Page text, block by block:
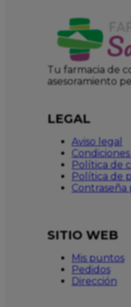
Tu farmacia de
asesoramiento
LEGAL
Aviso legal
Política de
Política de
Contraseña
SITIO WEB
Mis puntos
Pedidos
Dirección